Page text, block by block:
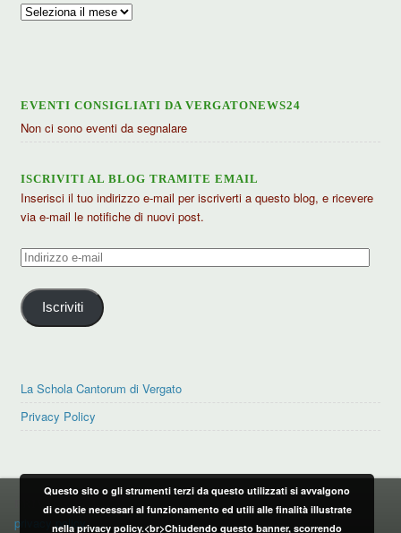
Archivio
EVENTI CONSIGLIATI DA VERGATONEWS24
Non ci sono eventi da segnalare
ISCRIVITI AL BLOG TRAMITE EMAIL
Inserisci il tuo indirizzo e-mail per iscriverti a questo blog, e ricevere
via e-mail le notifiche di nuovi post.
Indirizzo
mail
Iscriviti
La Schola Cantorum di Vergato
Privacy Policy
PRIVACY POLICY
privacy policy
Questo sito o gli strumenti terzi da questo utilizzati si avvalgono
di cookie necessari al funzionamento ed utili alle finalità illustrate
nella privacy policy.<br>Chiudendo questo banner, scorrendo